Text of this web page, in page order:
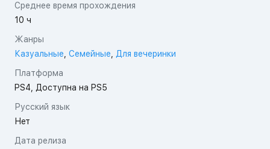
Платформа
PS4, Доступна на PS5
Русский язык
Нет
Среднее время прохождения
10 ч
Дата релиза
Жанры
Казуальные Семейные Для вечеринки